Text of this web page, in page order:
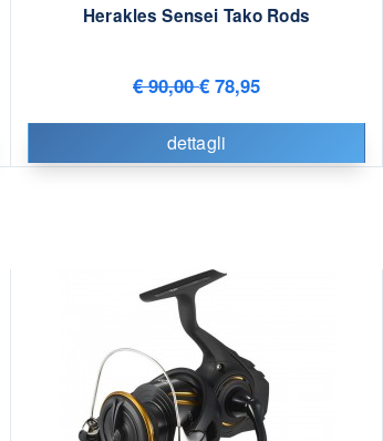
Herakles Sensei Tako Rods
€ 90,00€ 78,95
dettagli